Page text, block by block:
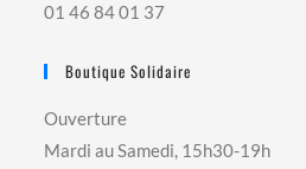
01 46 84 01 37
Boutique Solidaire
Ouverture
Mardi au Samedi, 15h30-19h